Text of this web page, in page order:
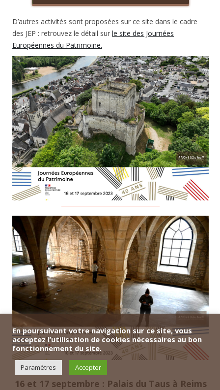
D’autres activités sont proposées sur ce site dans le cadre
des JEP : retrouvez le détail sur le site des Journées
Européennes du Patrimoine.
16 et 17 septembre : Palais du Taus à Reims
En poursuivant votre navigation sur ce site, vous
acceptez l’utilisation de cookies nécessaires au bon
fonctionnement du site.
Paramètres Accepter